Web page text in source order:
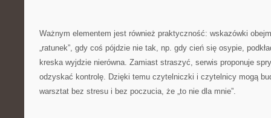
Ważnym elementem jest również praktyczność: wskazówki
„ratunek”, gdy coś pójdzie nie tak, np. gdy cień się osypie,
kreska wyjdzie nierówna. Zamiast straszyć, serwis proponuje
odzyskać kontrolę. Dzięki temu czytelniczki i czytelnicy mogą
warsztat bez stresu i bez poczucia, że „to nie dla mnie”.